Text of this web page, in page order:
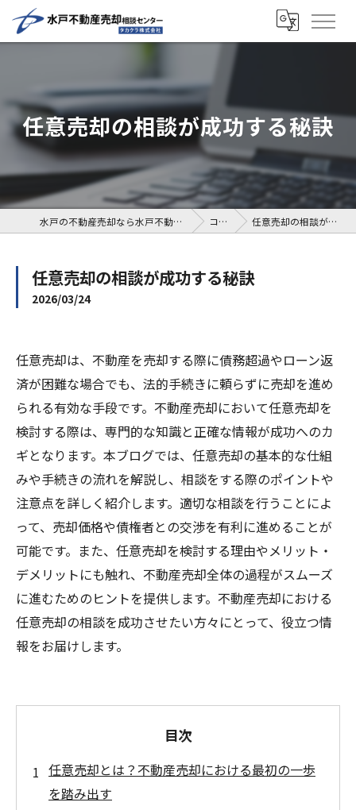
任意売却の相談が成功する秘訣
水戸の不動産売却なら水戸不動産売却相談センター コラム 任意売却の相談が成功する秘訣
任意売却の相談が成功する秘訣
2026/03/24
任意売却は、不動産を売却する際に債務超過やローン返
済が困難な場合でも、法的手続きに頼らずに売却を進め
られる有効な手段です。不動産売却において任意売却を
検討する際は、専門的な知識と正確な情報が成功へのカ
ギとなります。本ブログでは、任意売却の基本的な仕組
みや手続きの流れを解説し、相談をする際のポイントや
注意点を詳しく紹介します。適切な相談を行うことによ
って、売却価格や債権者との交渉を有利に進めることが
可能です。また、任意売却を検討する理由やメリット・
デメリットにも触れ、不動産売却全体の過程がスムーズ
に進むためのヒントを提供します。不動産売却における
任意売却の相談を成功させたい方々にとって、役立つ情
報をお届けします。
目次
任意売却とは？不動産売却における最初の一歩
を踏み出す